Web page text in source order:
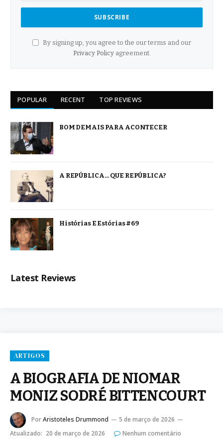
By signing up, you agree to the our terms and our
Privacy Policyagreement.
POPULAR RECENT TOP REVIEWS
BOM DEMAIS PARA ACONTECER
A REPÚBLICA… QUE REPÚBLICA?
Histórias E Estórias #69
Latest Reviews
ARTIGOS
A BIOGRAFIA DE NIOMAR
MONIZ SODRÉ BITTENCOURT
PorAristoteles Drummond
5 de março de 2026
Atualizado: 20 de março de 2026
Nenhum comentário